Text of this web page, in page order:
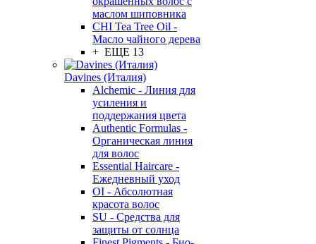
маслом шиповника
CHI Tea Tree Oil -
Масло чайного дерева
+ ЕЩЕ 13
Davines (Италия)
Alchemic - Линия для
усиления и
поддержания цвета
Authentic Formulas -
Органическая линия
для волос
Essential Haircare -
Eжедневный уход
OI - Абсолютная
красота волос
SU - Средства для
защиты от солнца